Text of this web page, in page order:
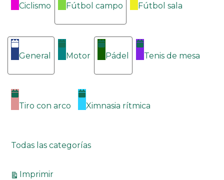
Ciclismo Fútbol campo Fútbol sala
General Motor Pádel Tenis de mesa
Tiro con arco Ximnasia rítmica
Todas las categorías
ImprimirVistas